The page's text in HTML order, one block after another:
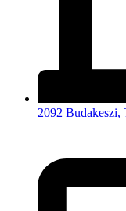
2092 Budakeszi,